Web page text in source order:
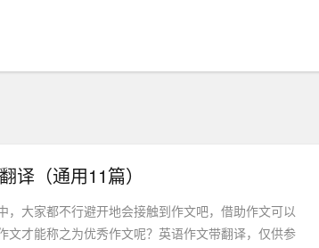
译（通用11篇）
，大家都不行避开地会接触到作文吧，借助作文可以
文才能称之为优秀作文呢？英语作文带翻译，仅供参